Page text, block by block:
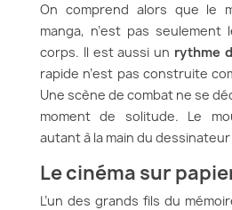
On comprend alors que le
manga, n’est pas seulement
corps. Il est aussi un rythme
rapide n’est pas construite
Une scène de combat ne se
moment de solitude. Le
autant à la main du dessinateur
Le cinéma sur
L’un des grands fils du